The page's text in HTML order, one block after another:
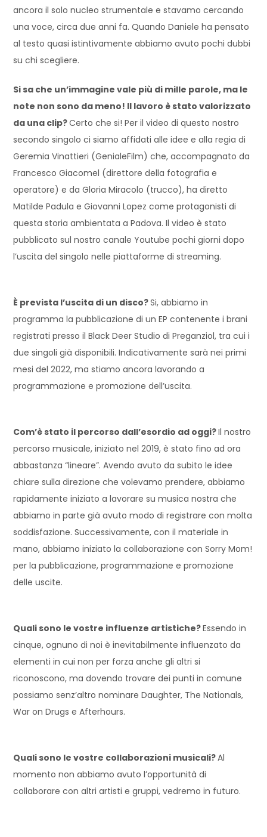
ancora il solo nucleo strumentale e stavamo cercando
una voce, circa due anni fa. Quando Daniele ha pensato
al testo quasi istintivamente abbiamo avuto pochi dubbi
su chi scegliere.
Si sa che un’immagine vale più di mille parole, ma le
note non sono da meno! Il lavoro è stato valorizzato
da una clip?Certo che si! Per il video di questo nostro
secondo singolo ci siamo affidati alle idee e alla regia di
Geremia Vinattieri (GenialeFilm) che, accompagnato da
Francesco Giacomel (direttore della fotografia e
operatore) e da Gloria Miracolo (trucco), ha diretto
Matilde Padula e Giovanni Lopez come protagonisti di
questa storia ambientata a Padova. Il video è stato
pubblicato sul nostro canale Youtube pochi giorni dopo
l’uscita del singolo nelle piattaforme di streaming.
È prevista l’uscita di un disco?Si, abbiamo in
programma la pubblicazione di un EP contenente i brani
registrati presso il Black Deer Studio di Preganziol, tra cui i
due singoli già disponibili. Indicativamente sarà nei primi
mesi del 2022, ma stiamo ancora lavorando a
programmazione e promozione dell’uscita.
Com’è stato il percorso dall’esordio ad oggi?Il nostro
percorso musicale, iniziato nel 2019, è stato fino ad ora
abbastanza “lineare”. Avendo avuto da subito le idee
chiare sulla direzione che volevamo prendere, abbiamo
rapidamente iniziato a lavorare su musica nostra che
abbiamo in parte già avuto modo di registrare con molta
soddisfazione. Successivamente, con il materiale in
mano, abbiamo iniziato la collaborazione con Sorry Mom!
per la pubblicazione, programmazione e promozione
delle uscite.
Quali sono le vostre influenze artistiche?Essendo in
cinque, ognuno di noi è inevitabilmente influenzato da
elementi in cui non per forza anche gli altri si
riconoscono, ma dovendo trovare dei punti in comune
possiamo senz’altro nominare Daughter, The Nationals,
War on Drugs e Afterhours.
Quali sono le vostre collaborazioni musicali?Al
momento non abbiamo avuto l’opportunità di
collaborare con altri artisti e gruppi, vedremo in futuro.